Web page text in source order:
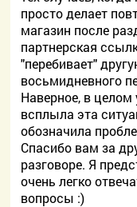
просто делает
магазин после
партнерская
"перебивает"
восьмидневного
Наверное, в целом
всплыла эта
обозначила
Спасибо вам за
разговоре. Я
очень легко
вопросы :)